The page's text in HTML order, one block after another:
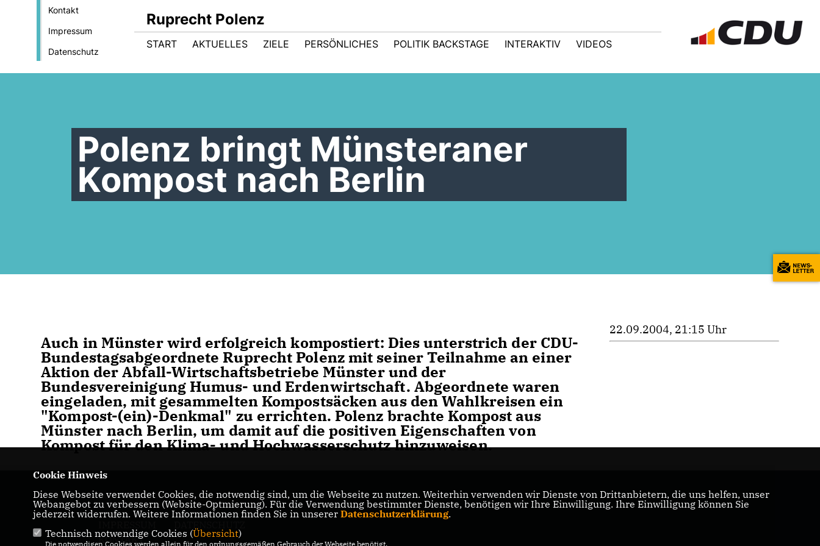
Kontakt
Impressum
Datenschutz
Ruprecht Polenz
START AKTUELLES ZIELE PERSÖNLICHES POLITIK BACKSTAGE INTERAKTIV VIDEOS
Polenz bringt Münsteraner
Kompost nach Berlin
Auch in Münster wird erfolgreich kompostiert: Dies unterstrich der CDU-
Bundestagsabgeordnete Ruprecht Polenz mit seiner Teilnahme an einer
Aktion der Abfall-Wirtschaftsbetriebe Münster und der
Bundesvereinigung Humus- und Erdenwirtschaft. Abgeordnete waren
eingeladen, mit gesammelten Kompostsäcken aus den Wahlkreisen ein
"Kompost-(ein)-Denkmal" zu errichten. Polenz brachte Kompost aus
Münster nach Berlin, um damit auf die positiven Eigenschaften von
Kompost für den Klima- und Hochwasserschutz hinzuweisen.
22.09.2004, 21:15 Uhr
Ruprecht Polenz
KONTAKT
Cookie Hinweis
Diese Webseite verwendet Cookies, die notwendig sind, um die Webseite zu nutzen. Weiterhin verwenden wir Dienste von Drittanbietern, die uns helfen, unser
Webangebot zu verbessern (Website-Optmierung). Für die Verwendung bestimmter Dienste, benötigen wir Ihre Einwilligung. Ihre Einwilligung können Sie
jederzeit widerrufen. Weitere Informationen finden Sie in unserer Datenschutzerklärung.
Technisch notwendige Cookies (Übersicht)
Die notwendigen Cookies werden allein für den ordnungsgemäßen Gebrauch der Webseite benötigt.